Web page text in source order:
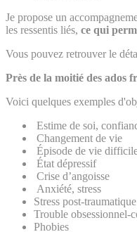
Je propose un
les ressentis liés, ce qui
Vous pouvez retrouver le
Près de la moitié des ados
Voici quelques exemples
Estime de soi,
Changement de vie
Épisode de vie
État dépressif
Crise d’angoisse
Anxiété, stress
Stress post-traumatique
Trouble obsessionnel-
Phobies